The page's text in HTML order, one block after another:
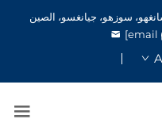
[email